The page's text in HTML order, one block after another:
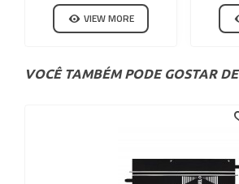
VIEW MORE
VOCÊ TAMBÉM PODE GOSTAR DE